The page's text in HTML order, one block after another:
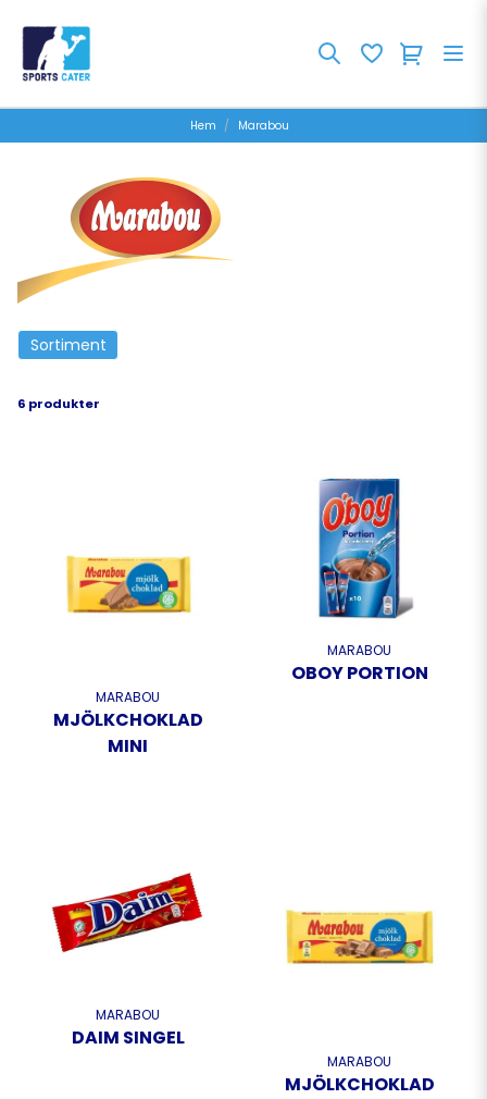
Hem Marabou
Sortiment
6 produkter
MARABOU
MJÖLKCHOKLAD
MINI
MARABOU
OBOY PORTION
MARABOU
DAIM SINGEL
MARABOU
MJÖLKCHOKLAD